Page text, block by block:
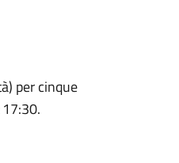
per cinque